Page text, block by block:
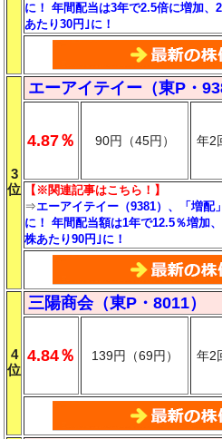
に！ 年間配当は3年で2.5倍に増加、
あたり30円｣に！
3
位
エーアイテイー（東P・
4.87％ 90円（45円） 年2
【※関連記事はこちら！】
⇒エーアイテイー（9381）、「増配
に！ 年間配当額は1年で12.5％増加
株あたり90円｣に！
4
位
三陽商会（東P・8011）
4.84％ 139円（69円） 年2